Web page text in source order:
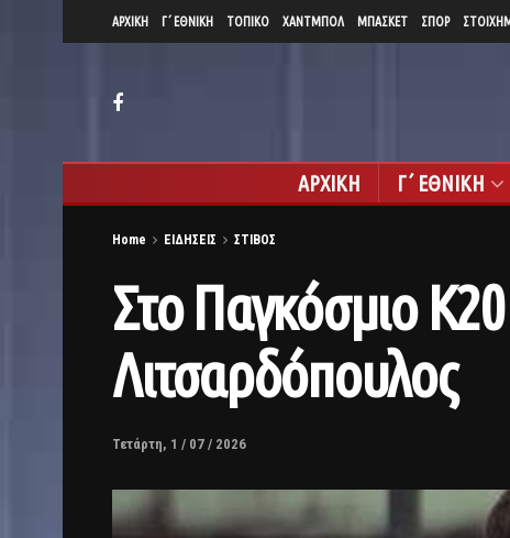
ΑΡΧΙΚΗ Γ΄ ΕΘΝΙΚΗ ΤΟΠΙΚΟ ΧΑΝΤΜΠΟΛ ΜΠΑΣΚΕΤ ΣΠΟΡ
ΑΡΧΙΚΗ Γ΄ ΕΘΝΙΚΗ
Home ΕΙΔΗΣΕΙΣ ΣΤΙΒΟΣ
Στο Παγκόσμιο
Λιτσαρδόπουλος
Τετάρτη, 1 / 07 / 2026